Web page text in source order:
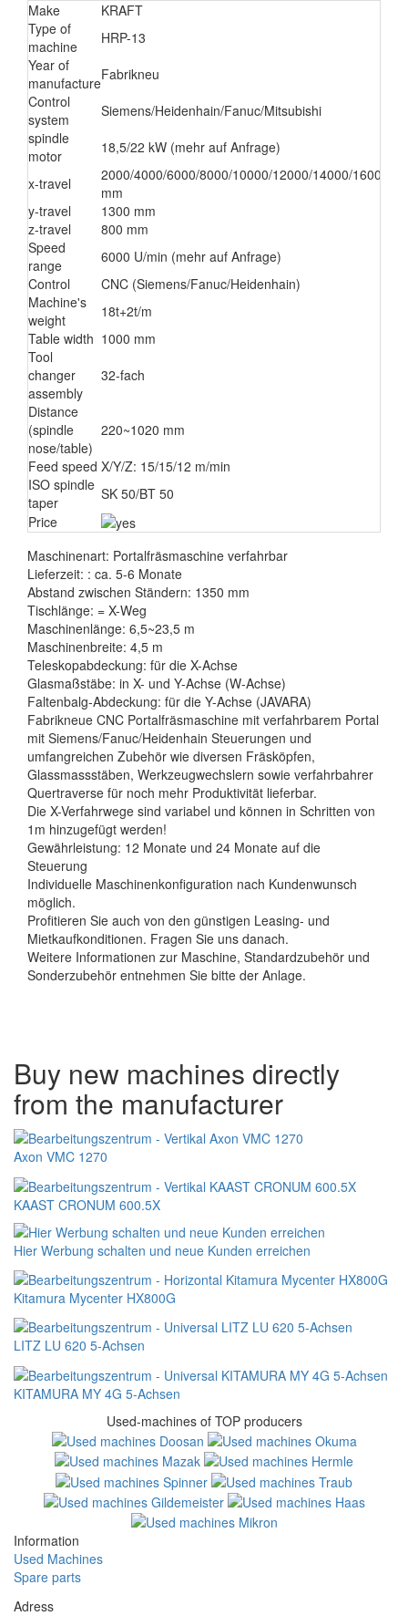
Make
KRAFT
Type of
machine
HRP-13
Year of
manufactureFabrikneu
Control
system
Siemens/Heidenhain/Fanuc/Mitsubishi
spindle
motor
18,5/22 kW (mehr auf Anfrage)
x-travel
2000/4000/6000/8000/10000/12000/14000/16000/
mm
y-travel
1300 mm
z-travel
800 mm
Speed
range
6000 U/min (mehr auf Anfrage)
Control
CNC (Siemens/Fanuc/Heidenhain)
Machine's
weight
18t+2t/m
Table width 1000 mm
Tool
changer
assembly
32-fach
Distance
(spindle
nose/table)
220~1020 mm
Feed speed X/Y/Z: 15/15/12 m/min
ISO spindle
taper
SK 50/BT 50
Price
Maschinenart: Portalfräsmaschine verfahrbar
Lieferzeit: : ca. 5-6 Monate
Abstand zwischen Ständern: 1350 mm
Tischlänge: = X-Weg
Maschinenlänge: 6,5~23,5 m
Maschinenbreite: 4,5 m
Teleskopabdeckung: für die X-Achse
Glasmaßstäbe: in X- und Y-Achse (W-Achse)
Faltenbalg-Abdeckung: für die Y-Achse (JAVARA)
Fabrikneue CNC Portalfräsmaschine mit verfahrbarem Portal
mit Siemens/Fanuc/Heidenhain Steuerungen und
umfangreichen Zubehör wie diversen Fräsköpfen,
Glassmassstäben, Werkzeugwechslern sowie verfahrbahrer
Quertraverse für noch mehr Produktivität lieferbar.
Die X-Verfahrwege sind variabel und können in Schritten von
1m hinzugefügt werden!
Gewährleistung: 12 Monate und 24 Monate auf die
Steuerung
Individuelle Maschinenkonfiguration nach Kundenwunsch
möglich.
Profitieren Sie auch von den günstigen Leasing- und
Mietkaufkonditionen. Fragen Sie uns danach.
Weitere Informationen zur Maschine, Standardzubehör und
Sonderzubehör entnehmen Sie bitte der Anlage.
Buy new machines directly
from the manufacturer
Axon VMC 1270
KAAST CRONUM 600.5X
Hier Werbung schalten und neue Kunden erreichen
Kitamura Mycenter HX800G
LITZ LU 620 5-Achsen
KITAMURA MY 4G 5-Achsen
Used-machines of TOP producers
Information
Used Machines
Spare parts
Adress